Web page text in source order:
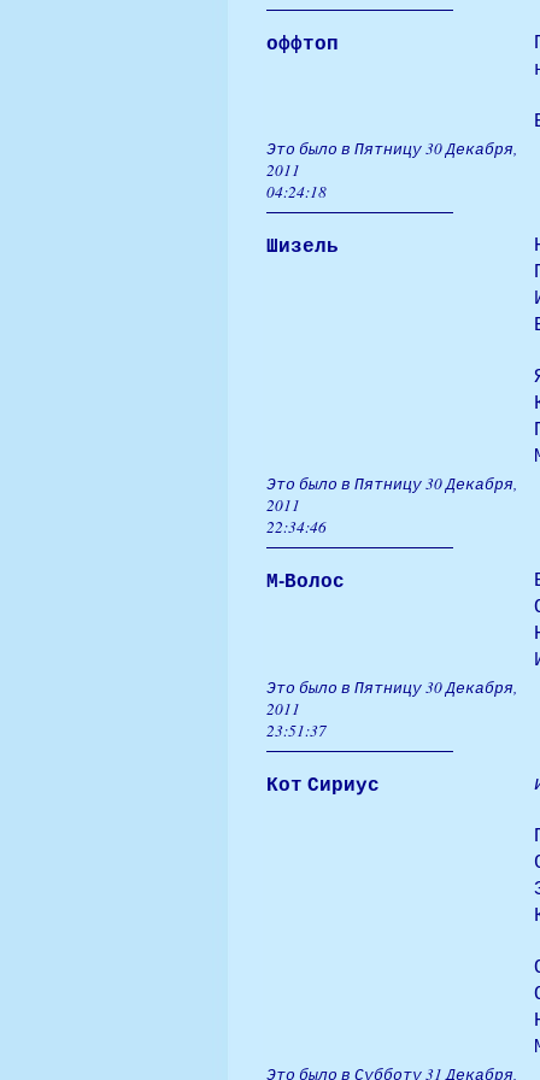
оффтоп
Это было в Пятницу 30 Декабря,
2011
04:24:18
Шизель
Это было в Пятницу 30 Декабря,
2011
22:34:46
М-Волос
Это было в Пятницу 30 Декабря,
2011
23:51:37
Кот Сириус
Это было в Субботу 31 Декабря,